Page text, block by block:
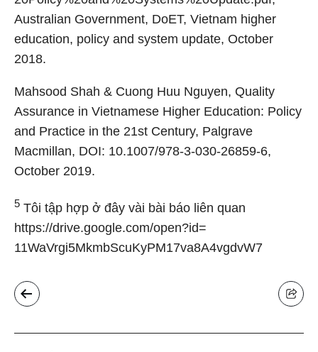
Australian Government, DoET, Vietnam higher
education, policy and system update, October
2018.
Mahsood Shah & Cuong Huu Nguyen, Quality
Assurance in Vietnamese Higher Education: Policy
and Practice in the 21st Century, Palgrave
Macmillan, DOI: 10.1007/978-3-030-26859-6,
October 2019.
5 Tôi tập hợp ở đây vài bài báo liên quan
https://drive.google.com/open?id=
11WaVrgi5MkmbScuKyPM17va8A4vgdvW7